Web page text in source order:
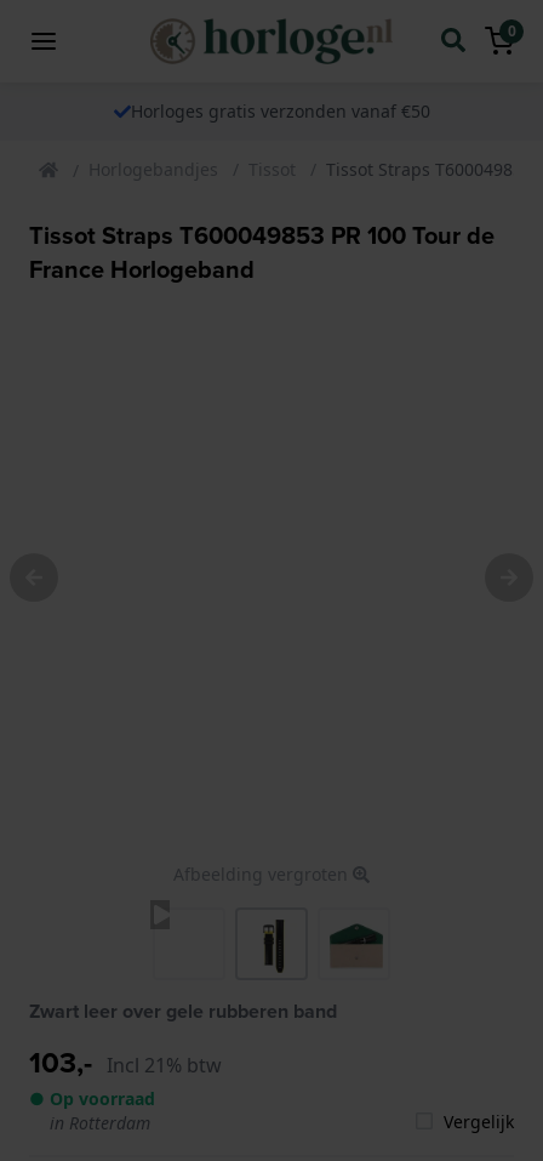
0
Horloges gratis verzonden vanaf €50
Horlogebandjes Tissot Tissot Straps T600049853
Tissot Straps T600049853 PR 100 Tour de
France Horlogeband
Afbeelding vergroten
Zwart leer over gele rubberen band
103,- Incl 21% btw
● Op voorraad
in Rotterdam
Vergelijk